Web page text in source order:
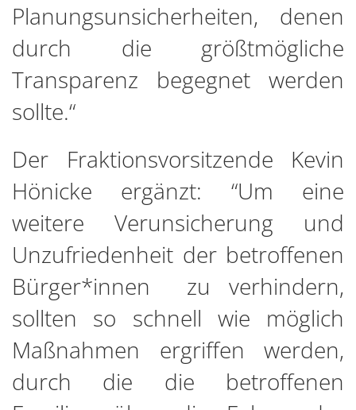
Planungsunsicherheiten, denen
durch die größtmögliche
Transparenz begegnet werden
sollte.“
Der Fraktionsvorsitzende Kevin
Hönicke ergänzt: “Um eine
weitere Verunsicherung und
Unzufriedenheit der betroffenen
Bürger*innen zu verhindern,
sollten so schnell wie möglich
Maßnahmen ergriffen werden,
durch die die betroffenen